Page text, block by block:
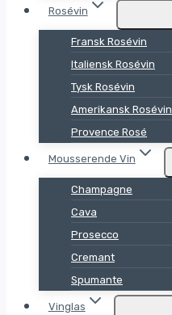
Rosévin
Fransk Rosévin
Italiensk Rosévin
Tysk Rosévin
Amerikansk Rosévin
Provence Rosé
Mousserende Vin
Champagne
Cava
Prosecco
Cremant
Spumante
Vinglas